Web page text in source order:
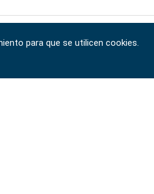
para que se utilicen cookies.